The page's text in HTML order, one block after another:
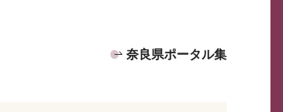
奈良県ポータル集